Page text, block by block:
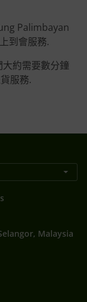
Palimbayan
到會服務.
約需要數分鐘
服務.
Malaysia